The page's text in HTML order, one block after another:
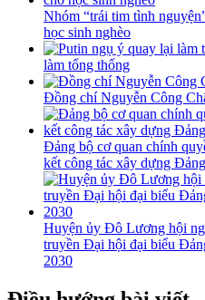
Nhóm “trái tim tình
học sinh nghèo
làm tổng thống
Đồng chí Nguyễn Công
Đảng bộ cơ quan chính
kết công tác xây dựng
Huyện ủy Đô Lương hội
truyền Đại hội đại biểu
2030